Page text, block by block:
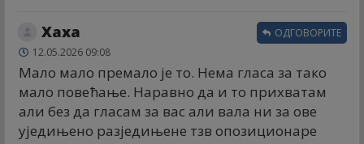
Хаха
12.05.2026 09:08
Мало мало премало је то. Нема гласа за тако
мало повећање. Наравно да и то прихватам
али без да гласам за вас али вала ни за ове
уједињено разједињене тзв опозиционаре
ОДГОВОРИТЕ